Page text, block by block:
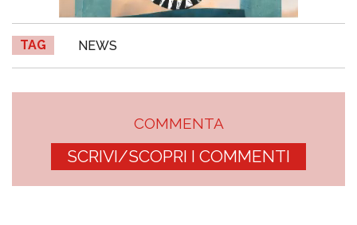
TAG NEWS
COMMENTA
SCRIVI/SCOPRI I COMMENTI